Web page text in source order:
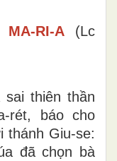
RI-A
(Lc
thiên thần
rét, báo cho
thánh Giu-se:
đã chọn bà